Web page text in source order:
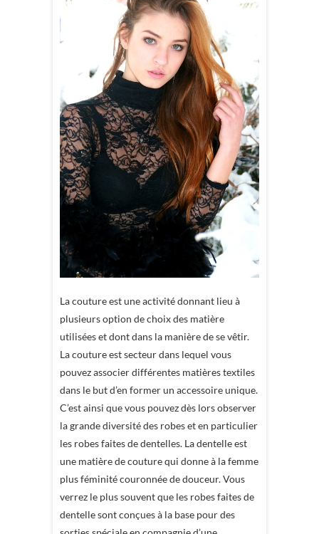
La couture est une activité donnant lieu à
plusieurs option de choix des matière
utilisées et dont dans la manière de se vêtir.
La couture est secteur dans lequel vous
pouvez associer différentes matières textiles
dans le but d’en former un accessoire unique.
C’est ainsi que vous pouvez dès lors observer
la grande diversité des robes et en particulier
les robes faites de dentelles. La dentelle est
une matière de couture qui donne à la femme
plus féminité couronnée de douceur. Vous
verrez le plus souvent que les robes faites de
dentelle sont conçues à la base pour des